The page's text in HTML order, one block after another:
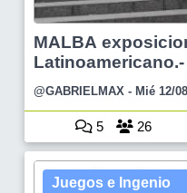
MALBA
Latinoamericano.-
@GABRIELMAX - Mié 12/
5 26
Juegos e Ingenio